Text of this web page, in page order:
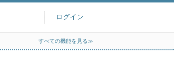
ログイン
すべての機能を見る≫